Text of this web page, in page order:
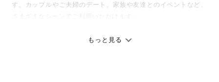
す。カップルやご夫婦のデート、家族や友達とのイベントなど、
ありのままの空気感を大切に、何十年経っても見返したくなるよ
もっと見る